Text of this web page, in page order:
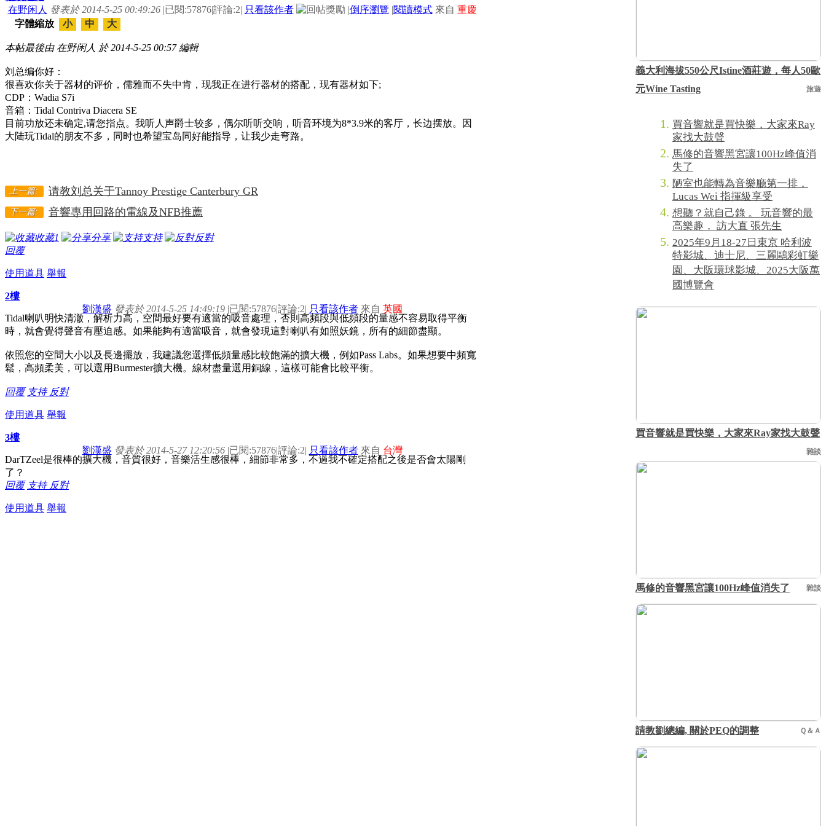
在野闲人 發表於 2014-5-25 00:49:26 |已閱:57876|評論:2| 只看該作者 |倒序瀏覽 |閱讀模式來自 重慶
字體縮放
小 中 大
本帖最後由 在野闲人 於 2014-5-25 00:57 編輯
刘总编你好：
很喜欢你关于器材的评价，儒雅而不失中肯，现我正在进行器材的搭配，现有器材如下;
CDP：Wadia S7i
音箱： Tidal Contriva Diacera SE
目前功放还未确定,请您指点。我听人声爵士较多，偶尔听听交响，听音环境为8*3.9米的客厅，长边摆放。因
大陆玩Tidal的朋友不多，同时也希望宝岛同好能指导，让我少走弯路。
上一篇: 请教刘总关于Tannoy Prestige Canterbury GR
下一篇: 音響專用回路的電線及NFB推薦
收藏1 分享 支持
反對
回覆
使用道具 舉報
2樓
劉漢盛 發表於 2014-5-25 14:49:19 |已閱:57876|評論:2| 只看該作者來自 英國
Tidal喇叭明快清澈，解析力高，空間最好要有適當的吸音處理，否則高頻段與低頻段的量感不容易取得平衡
時，就會覺得聲音有壓迫感。如果能夠有適當吸音，就會發現這對喇叭有如照妖鏡，所有的細節盡顯。
依照您的空間大小以及長邊擺放，我建議您選擇低頻量感比較飽滿的擴大機，例如Pass Labs。如果想要中頻寬
鬆，高頻柔美，可以選用Burmester擴大機。線材盡量選用銅線，這樣可能會比較平衡。
回覆 支持 反對
使用道具 舉報
3樓
劉漢盛 發表於 2014-5-27 12:20:56 |已閱:57876|評論:2| 只看該作者來自 台灣
DarTZeel是很棒的擴大機，音質很好，音樂活生感很棒，細節非常多，不過我不確定搭配之後是否會太陽剛
了？
回覆 支持 反對
使用道具 舉報
義大利海拔550公尺Istine酒莊遊，每人50歐
元Wine Tasting
旅遊
買音響就是買快樂，大家來Ray
家找大鼓聲
馬修的音響黑宮讓100Hz峰值消
失了
陋室也能轉為音樂廳第一排，
Lucas Wei 指揮級享受
想聽？就自己錄 。 玩音響的最
高樂趣， 訪大直 張先生
2025年9月18-27日東京 哈利波
特影城、迪士尼、三麗鷗彩虹樂
園、大阪環球影城、2025大阪萬
國博覽會
買音響就是買快樂，大家來Ray家找大鼓聲
雜談
馬修的音響黑宮讓100Hz峰值消失了 雜談
請教劉總編, 關於PEQ的調整 Ｑ＆Ａ